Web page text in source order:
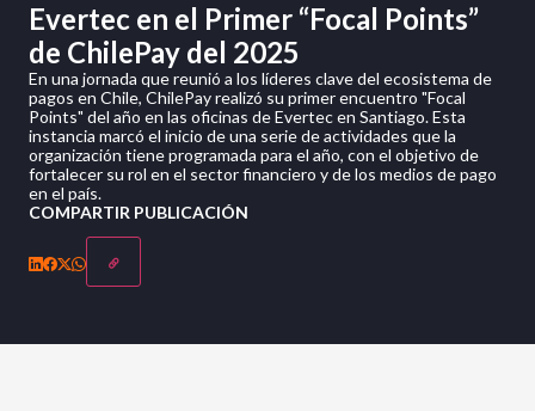
Evertec en el Primer “Focal Points”
de ChilePay del 2025
En una jornada que reunió a los líderes clave del ecosistema de
pagos en Chile, ChilePay realizó su primer encuentro "Focal
Points" del año en las oficinas de Evertec en Santiago. Esta
instancia marcó el inicio de una serie de actividades que la
organización tiene programada para el año, con el objetivo de
fortalecer su rol en el sector financiero y de los medios de pago
en el país.
COMPARTIR PUBLICACIÓN